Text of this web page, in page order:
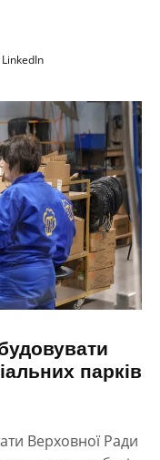
парків
Верховної Ради